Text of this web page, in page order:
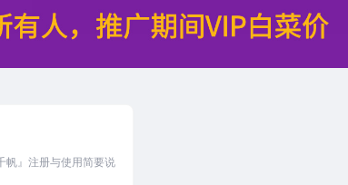
帆』注册与使用简要说